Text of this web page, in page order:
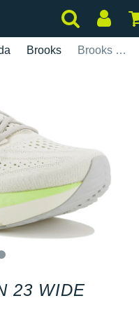
Brooks Brooks Glycerin 23 Wide
23 WIDE